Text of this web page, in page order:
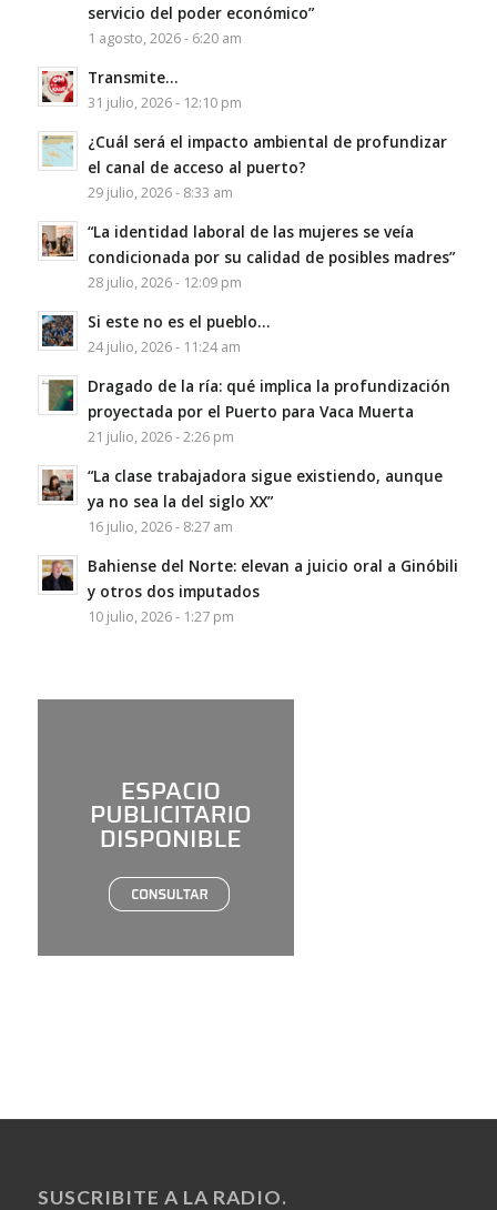
servicio del poder económico”
1 agosto, 2026 - 6:20 am
Transmite…
31 julio, 2026 - 12:10 pm
¿Cuál será el impacto ambiental de profundizar
el canal de acceso al puerto?
29 julio, 2026 - 8:33 am
“La identidad laboral de las mujeres se veía
condicionada por su calidad de posibles madres”
28 julio, 2026 - 12:09 pm
Si este no es el pueblo…
24 julio, 2026 - 11:24 am
Dragado de la ría: qué implica la profundización
proyectada por el Puerto para Vaca Muerta
21 julio, 2026 - 2:26 pm
“La clase trabajadora sigue existiendo, aunque
ya no sea la del siglo XX”
16 julio, 2026 - 8:27 am
Bahiense del Norte: elevan a juicio oral a Ginóbili
y otros dos imputados
10 julio, 2026 - 1:27 pm
SUSCRIBITE A LA RADIO.